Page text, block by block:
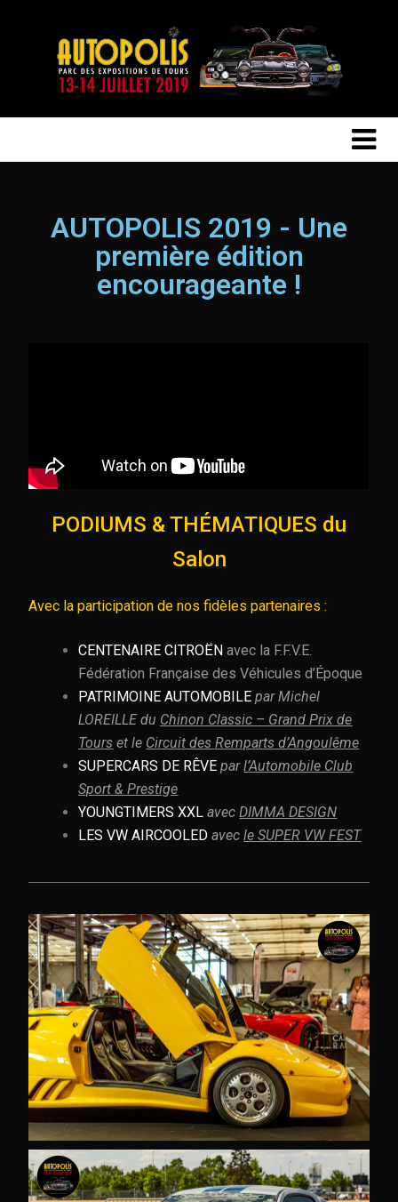
SALON
AUTOPOLIS
AUTOPOLIS 2019 - Une
première édition
encourageante !
PODIUMS & THÉMATIQUES du
Salon
Avec la participation de nos fidèles partenaires :
CENTENAIRE CITROËN avec la F.F.V.E.
Fédération Française des Véhicules d’Époque
PATRIMOINE AUTOMOBILEpar Michel
LOREILLE du Chinon Classic – Grand Prix de
Tours et le Circuit des Remparts d’Angoulême
SUPERCARS DE RÊVE parl’Automobile Club
Sport & Prestige
YOUNGTIMERS XXLavecDIMMA DESIGN
LES VW AIRCOOLED avecle SUPER VW FEST